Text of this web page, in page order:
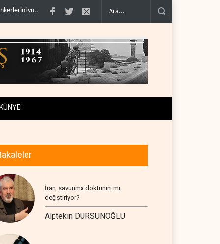
Bloomberg: Türkiye Karadeniz'deki gemi trafiğini kısıtla..
KÜNYE
İran, savunma doktrinini mi
değiştiriyor?
Alptekin DURSUNOĞLU